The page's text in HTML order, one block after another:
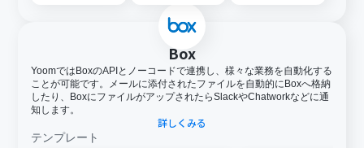
Box
YoomではBoxのAPIとノーコードで連携し、様々な業務を自動化する
ことが可能です。メールに添付されたファイルを自動的にBoxへ格納
したり、BoxにファイルがアップされたらSlackやChatworkなどに通
知します。
詳しくみる
テンプレート